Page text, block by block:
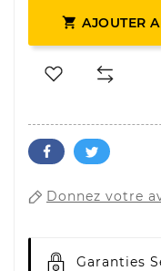
 AJOUTER
Donnez votre
Garanties